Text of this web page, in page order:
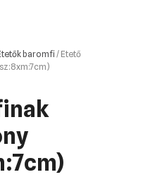
baromfi/ Etető